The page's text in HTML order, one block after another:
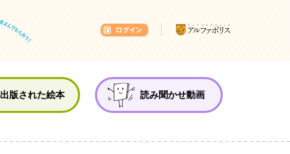
出版された絵本 読み聞かせ動画